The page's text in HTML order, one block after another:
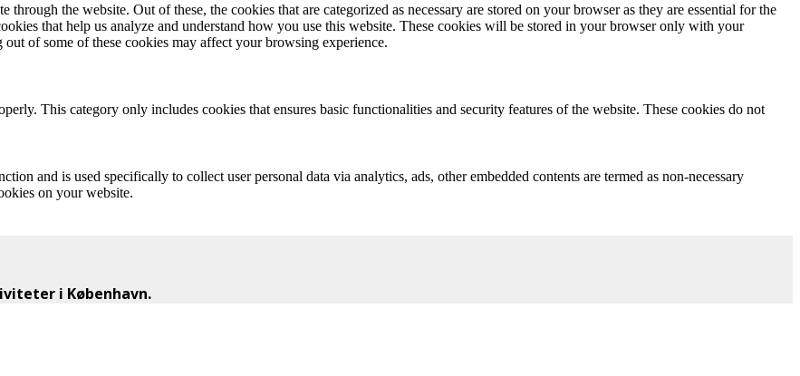
the website. Out of these, the cookies that are categorized as necessary are stored on your browser as they are essential for the
that help us analyze and understand how you use this website. These cookies will be stored in your browser only with your
of some of these cookies may affect your browsing experience.
This category only includes cookies that ensures basic functionalities and security features of the website. These cookies do not
and is used specifically to collect user personal data via analytics, ads, other embedded contents are termed as non-necessary
on your website.
i København.